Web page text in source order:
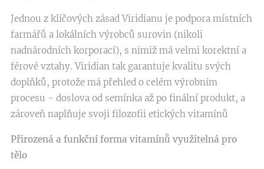
Jednou z klíčových zásad Viridianu je podpora místních
farmářů a lokálních výrobců surovin (nikoli
nadnárodních korporací), s nimiž má velmi korektní a
férové vztahy. Viridian tak garantuje kvalitu svých
doplňků, protože má přehled o celém výrobním
procesu - doslova od semínka až po finální produkt, a
zároveň naplňuje svoji filozofii etických vitamínů
Přirozená a funkční forma vitamínů využitelná pro
tělo